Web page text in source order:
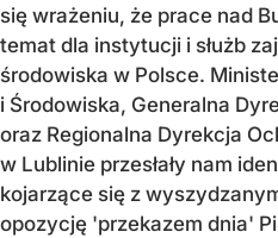
się wrażeniu, że prace nad
temat dla instytucji i służb
środowiska w Polsce.
i Środowiska, Generalna
oraz Regionalna Dyrekcja
w Lublinie przesłały nam
kojarzące się z
opozycję 'przekazem dnia'